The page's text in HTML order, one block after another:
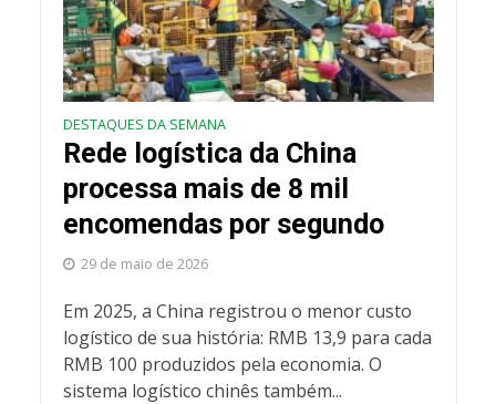
DESTAQUES DA SEMANA
Rede logística da China
processa mais de 8 mil
encomendas por segundo
29 de maio de 2026
Em 2025, a China registrou o menor custo
logístico de sua história: RMB 13,9 para cada
RMB 100 produzidos pela economia. O
sistema logístico chinês também...